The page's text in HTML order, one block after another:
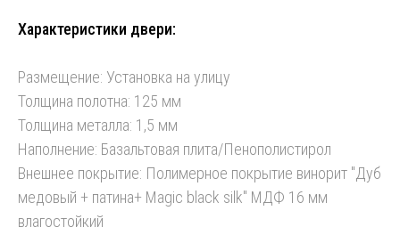
Характеристики двери:
Размещение: Установка на улицу
Толщина полотна: 125 мм
Толщина металла: 1,5 мм
Наполнение: Базальтовая плита/Пенополистирол
Внешнее покрытие: Полимерное покрытие винорит "Дуб
медовый + патина+ Magic black silk" МДФ 16 мм
влагостойкий